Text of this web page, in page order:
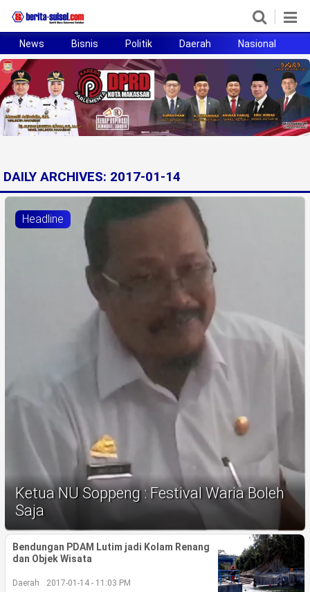
Home
News
Politik
Bisnis
Otomotif
Video
More
Disclaimer
News Bisnis Politik Daerah Nasional
DAILY ARCHIVES: 2017-01-14
Headline
Ketua NU Soppeng : Festival Waria Boleh
Saja
Bendungan PDAM Lutim jadi Kolam Renang
dan Objek Wisata
Daerah 2017-01-14 - 11:03 PM